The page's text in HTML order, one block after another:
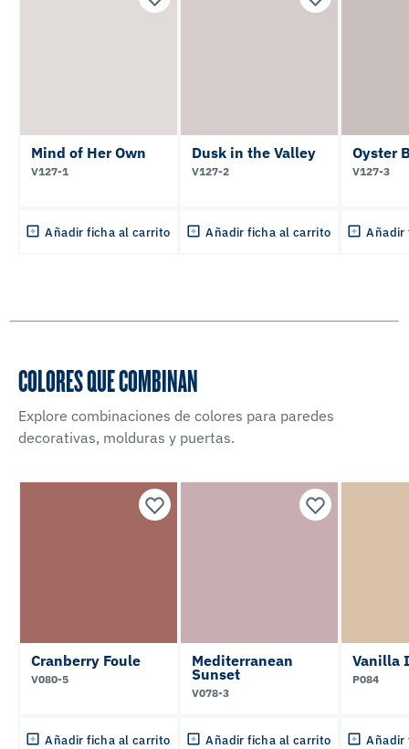
Mind of Her Own
V127-1
Añadir ficha al carrito
Dusk in the Valley
V127-2
Añadir ficha al carrito
Oyster
V127-3
Añadir
COLORES QUE COMBINAN
Explore combinaciones de colores para paredes
decorativas, molduras y puertas.
Cranberry Foule
V080-5
Añadir ficha al carrito
Mediterranean
Sunset
V078-3
Añadir ficha al carrito
Vanilla
P084
Añadir